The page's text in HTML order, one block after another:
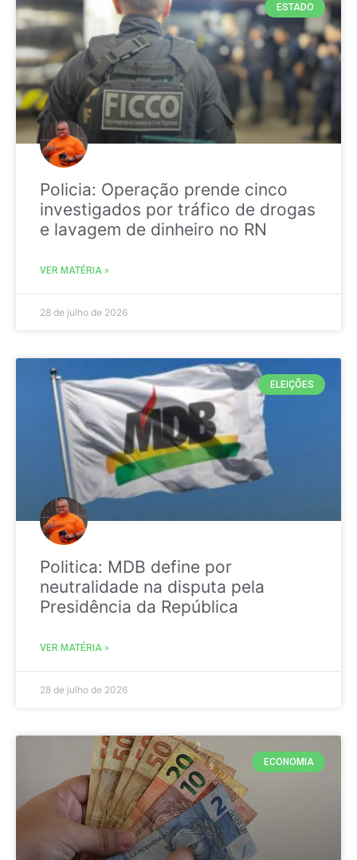
ESTADO
Policia: Operação prende cinco
investigados por tráfico de drogas
e lavagem de dinheiro no RN
VER MATÉRIA »
28 de julho de 2026
ELEIÇÕES
Politica: MDB define por
neutralidade na disputa pela
Presidência da República
VER MATÉRIA »
28 de julho de 2026
ECONOMIA